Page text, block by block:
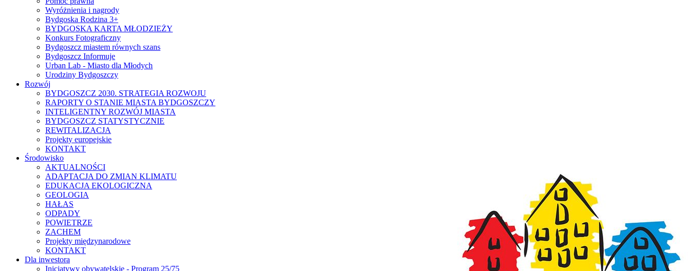
Wyróżnienia i nagrody
Bydgoska Rodzina 3+
BYDGOSKA KARTA MŁODZIEŻY
Konkurs Fotograficzny
Bydgoszcz miastem równych szans
Bydgoszcz Informuje
Urban Lab - Miasto dla Młodych
Urodziny Bydgoszczy
Rozwój
BYDGOSZCZ 2030. STRATEGIA ROZWOJU
RAPORTY O STANIE MIASTA BYDGOSZCZY
INTELIGENTNY ROZWÓJ MIASTA
BYDGOSZCZ STATYSTYCZNIE
REWITALIZACJA
Projekty europejskie
KONTAKT
Środowisko
AKTUALNOŚCI
ADAPTACJA DO ZMIAN KLIMATU
EDUKACJA EKOLOGICZNA
GEOLOGIA
HAŁAS
ODPADY
POWIETRZE
ZACHEM
Projekty międzynarodowe
KONTAKT
Dla inwestora
Inicjatywy obywatelskie - Program 25/75